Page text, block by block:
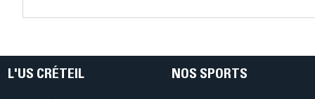
L'US CRÉTEIL NOS SPORTS